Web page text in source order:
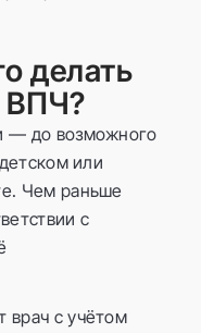
делать
ВПЧ?
— до возможного
или
Чем раньше
с
врач с учётом